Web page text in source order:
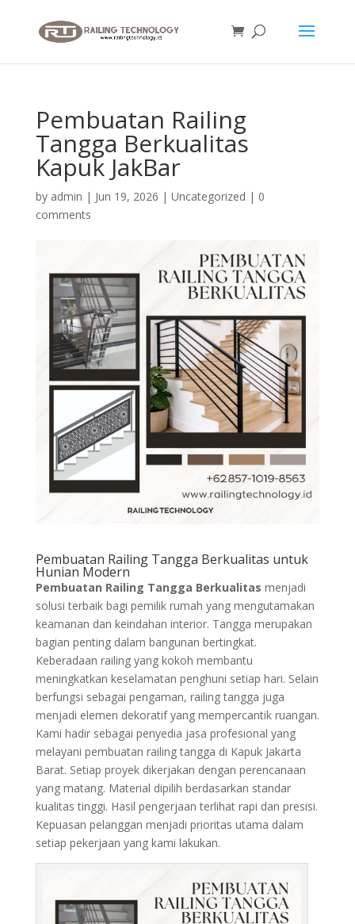
Pembuatan Railing
Tangga Berkualitas
Kapuk JakBar
by admin | Jun 19, 2026 | Uncategorized | 0
comments
Pembuatan Railing Tangga Berkualitas untuk
Hunian Modern
Pembuatan Railing Tangga Berkualitas menjadi
solusi terbaik bagi pemilik rumah yang mengutamakan
keamanan dan keindahan interior. Tangga merupakan
bagian penting dalam bangunan bertingkat.
Keberadaan railing yang kokoh membantu
meningkatkan keselamatan penghuni setiap hari. Selain
berfungsi sebagai pengaman, railing tangga juga
menjadi elemen dekoratif yang mempercantik ruangan.
Kami hadir sebagai penyedia jasa profesional yang
melayani pembuatan railing tangga di Kapuk Jakarta
Barat. Setiap proyek dikerjakan dengan perencanaan
yang matang. Material dipilih berdasarkan standar
kualitas tinggi. Hasil pengerjaan terlihat rapi dan presisi.
Kepuasan pelanggan menjadi prioritas utama dalam
setiap pekerjaan yang kami lakukan.